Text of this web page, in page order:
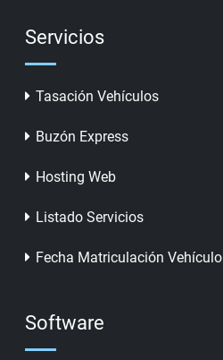
Servicios
Tasación Vehículos
Buzón Express
Hosting Web
Listado Servicios
Fecha Matriculación Vehículo
Software